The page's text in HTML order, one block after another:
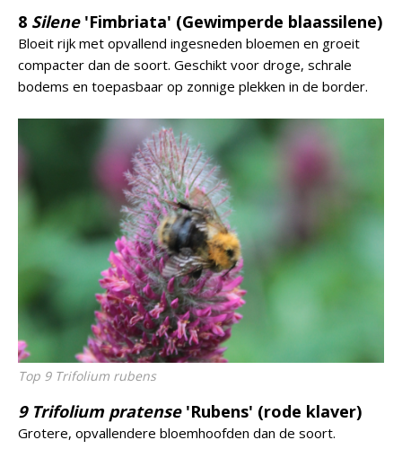
8 Silene'Fimbriata' (Gewimperde blaassilene)
Bloeit rijk met opvallend ingesneden bloemen en groeit
compacter dan de soort. Geschikt voor droge, schrale
bodems en toepasbaar op zonnige plekken in de border.
Top 9 Trifolium rubens
9 Trifolium pratense'Rubens' (rode klaver)
Grotere, opvallendere bloemhoofden dan de soort.